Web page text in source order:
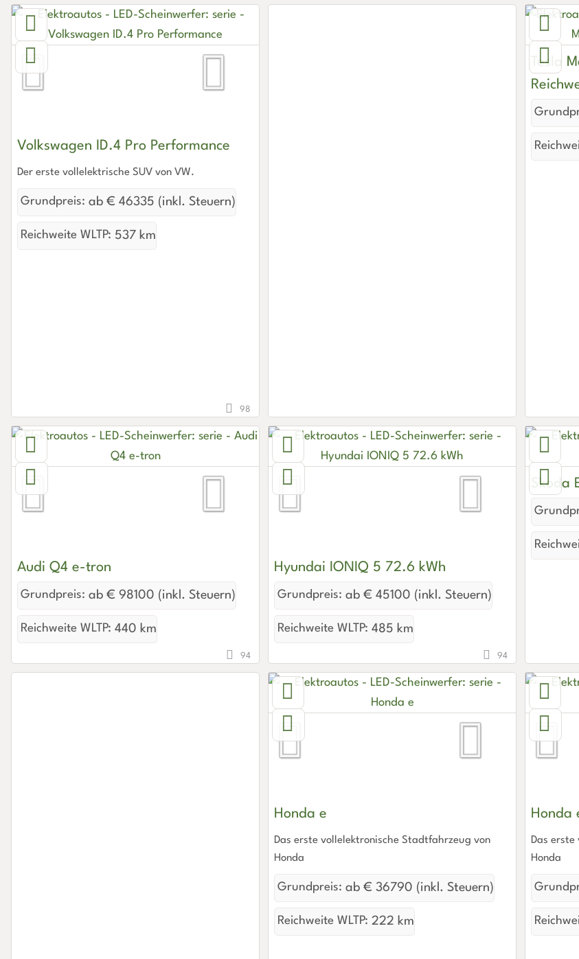
Volkswagen ID.4 Pro Performance
Der erste vollelektrische SUV von VW.
Grundpreis: ab € 46335 (inkl. Steuern)
Reichweite WLTP: 537 km
98
Tesla
Audi Q4 e-tron
Grundpreis: ab € 98100 (inkl. Steuern)
Reichweite WLTP: 440 km
94
Hyundai IONIQ 5 72.6 kWh
Grundpreis: ab € 45100 (inkl. Steuern)
Reichweite WLTP: 485 km
94
Skoda
Honda e
Das erste vollelektronische Stadtfahrzeug von
Honda
Grundpreis: ab € 36790 (inkl. Steuern)
Reichweite WLTP: 222 km
Honda
Das
Honda